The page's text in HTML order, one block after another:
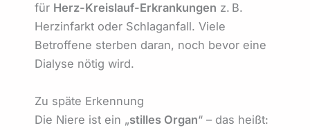
für Herz-Kreislauf-Erkrankungen z. B.
Herzinfarkt oder Schlaganfall. Viele
Betroffene sterben daran, noch bevor eine
Dialyse nötig wird.
Zu späte Erkennung
Die Niere ist ein „stilles Organ“ – das heißt: